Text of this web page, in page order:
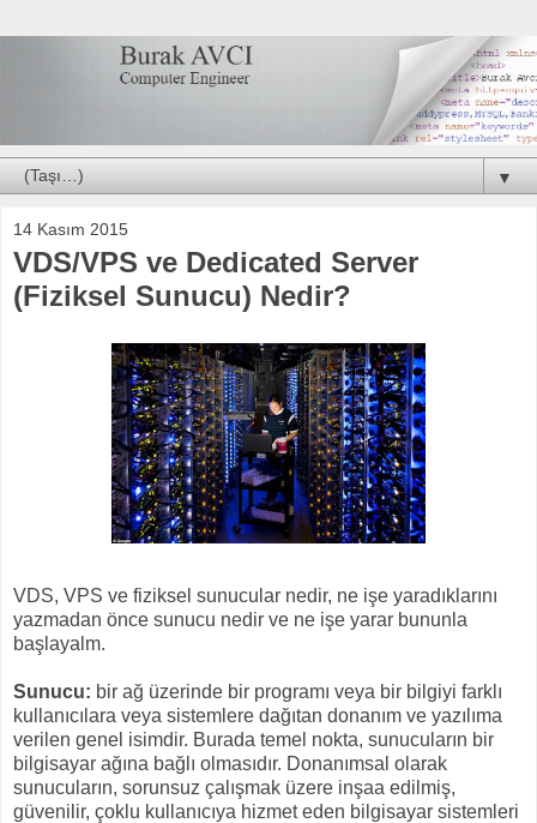
▼
14 Kasım 2015
VDS/VPS ve Dedicated Server
(Fiziksel Sunucu) Nedir?
VDS, VPS ve fiziksel sunucular nedir, ne işe yaradıklarını
yazmadan önce sunucu nedir ve ne işe yarar bununla
başlayalm.
Sunucu: bir ağ üzerinde bir programı veya bir bilgiyi farklı
kullanıcılara veya sistemlere dağıtan donanım ve yazılıma
verilen genel isimdir. Burada temel nokta, sunucuların bir
bilgisayar ağına bağlı olmasıdır. Donanımsal olarak
sunucuların, sorunsuz çalışmak üzere inşaa edilmiş,
güvenilir, çoklu kullanıcıya hizmet eden bilgisayar sistemleri